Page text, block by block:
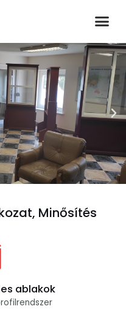
Minősítés
ablakok